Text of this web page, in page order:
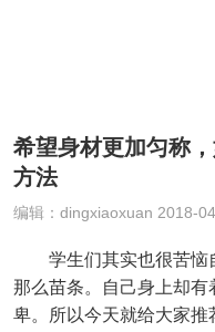
希望身材更加匀称
方法
编辑：dingxiaoxuan 2018-
学生们其实也很苦恼
那么苗条。自己身上却有
卑。所以今天就给大家